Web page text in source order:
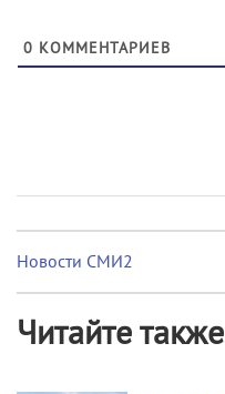
0 КОММЕНТАРИЕВ
Новости СМИ2
Читайте также